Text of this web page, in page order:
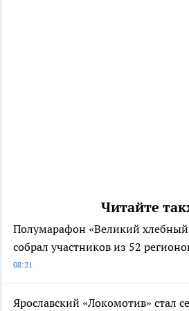
Читайте
Полумарафон «Великий
собрал участников из 52
08:21
Ярославский «Локомотив» стал